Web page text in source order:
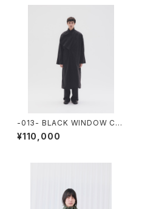
-013- BLACK WINDOW CO
AT
¥110,000